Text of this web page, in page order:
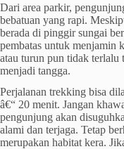
Dari area parkir,
bebatuan yang rapi.
berada di pinggir sungai
pembatas untuk menjamin
atau turun pun tidak terlalu
menjadi tangga.
Perjalanan trekking bisa
â€“ 20 menit. Jangan
pengunjung akan
alami dan terjaga. Tetap
merupakan habitat kera.